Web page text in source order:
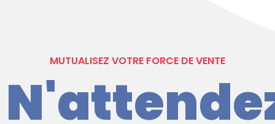
MUTUALISEZ VOTRE FORCE DE VENTE